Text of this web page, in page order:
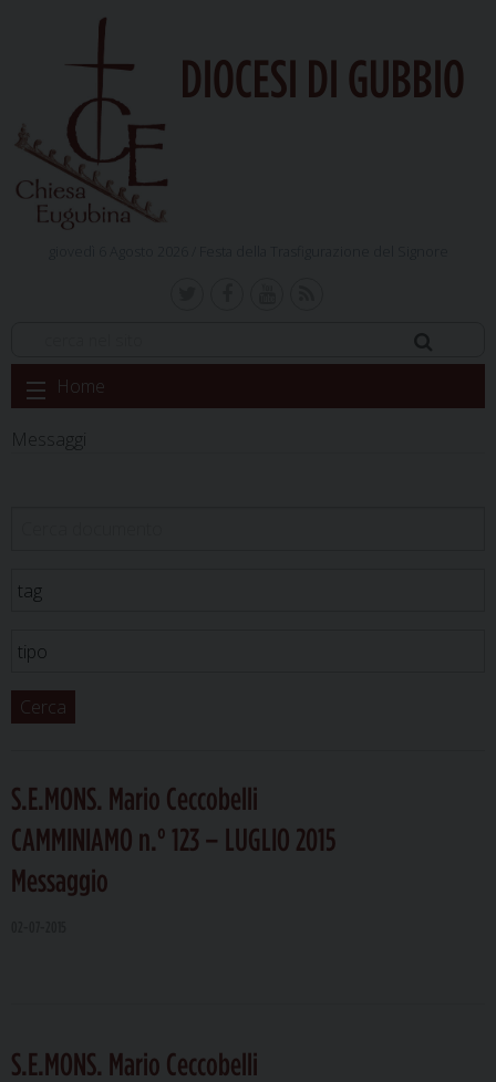
DIOCESI DI GUBBIO
Skip
to
content
Home
Cerca
S.E.MONS. Mario Ceccobelli
CAMMINIAMO n.° 123 – LUGLIO 2015
Messaggio
S.E.MONS. Mario Ceccobelli